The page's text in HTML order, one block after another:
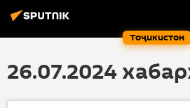
Тоҷикистон
26.07.2024